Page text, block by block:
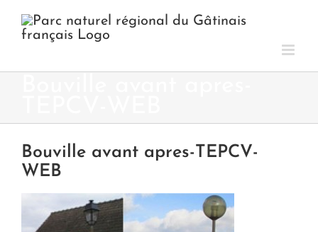
contenu
Bouville avant apres-TEPCV-
WEB